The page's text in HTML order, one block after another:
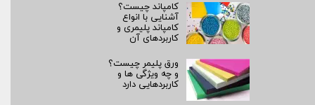
کامپاند چیست؟
آشنایی با انواع
کامپاند پلیمری و
کاربردهای آن
ورق پلیمر چیست؟
و چه ویژگی ها و
کاربردهایی دارد